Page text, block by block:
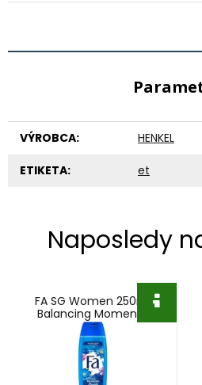
VÝROBCA: HENKEL
ETIKETA: et
Naposledy
FA SG Women 250ml
Balancing Moments